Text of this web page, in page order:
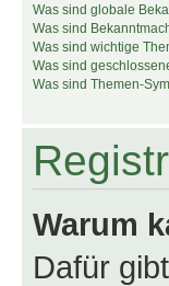
Was sind globale
Was sind
Was sind wichtige
Was sind
Was sind Themen-
Warum
Dafür